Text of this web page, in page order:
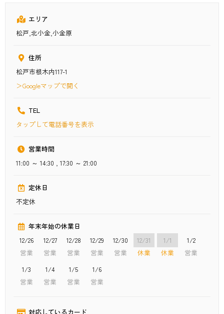
エリア
松戸,北小金,小金原
住所
松戸市根木内117-1
＞Googleマップで開く
TEL
タップ して電話番号を表示
営業時間
11:00 ～ 14:30 , 17:30 ～ 21:00
定休日
不定休
年末年始の休業日
12/26
12/27 12/28 12/29 12/30 12/31 1/1 1/2
1/3 1/4 1/5 1/6
対応しているカード